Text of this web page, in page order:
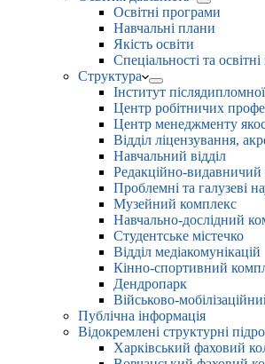
Освітні програми
Навчальні плани
Якість освіти
Спеціальності та
Структура
Інститут
Центр робітничих
Центр менеджменту
Відділ ліцензування,
Навчальний відділ
Редакційно-видавничий
Проблемні та галузеві
Музейний комплекс
Навчально-дослідний
Студентське містечко
Відділ медіакомунікацій
Кінно-спортивний
Дендропарк
Військово-
Публічна інформація
Відокремлені структурні
Харківський фаховий